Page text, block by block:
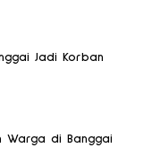
Jadi Korban
Warga di Banggai